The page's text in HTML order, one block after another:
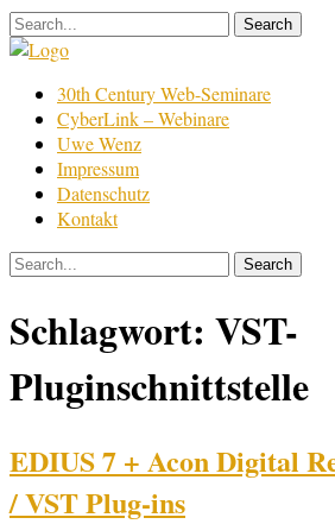
Skip
to
Film
Bearbeitung
30th Century Web-Seminare
CyberLink – Webinare
Uwe Wenz
Impressum
Datenschutz
Kontakt
Schlagwort: VST-
Pluginschnittstelle
EDIUS 7 + Acon Digital
/ VST Plug-ins